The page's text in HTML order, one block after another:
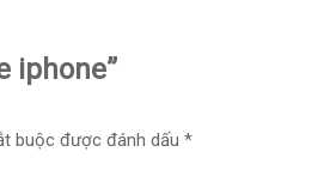
iphone”
buộc được đánh dấu *